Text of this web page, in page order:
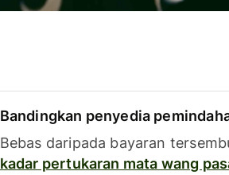
Bandingkan penyedia
Bebas daripada bayaran
kadar pertukaran mata wang